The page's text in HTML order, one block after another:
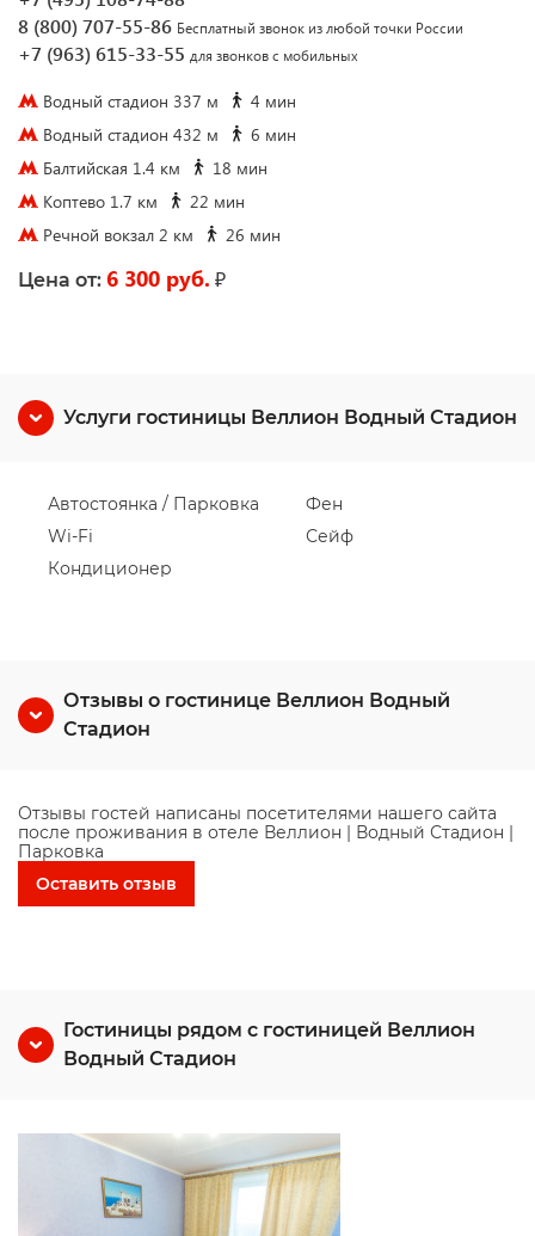
8 (800) 707-55-86 Бесплатный звонок из любой точки России
+7 (963) 615-33-55 для звонков с мобильных
Водный стадион 337 м
4 мин
Водный стадион 432 м
6 мин
Балтийская 1.4 км
18 мин
Коптево 1.7 км
22 мин
Речной вокзал 2 км
26 мин
Цена от: 6 300 руб. ₽
Услуги гостиницы Веллион Водный Стадион
Автостоянка / Парковка
Wi-Fi
Кондиционер
Фен
Сейф
Отзывы о гостинице Веллион Водный
Стадион
Отзывы гостей написаны посетителями нашего сайта
после проживания в отеле Веллион | Водный Стадион |
Парковка
Оставить отзыв
Гостиницы рядом с гостиницей Веллион
Водный Стадион